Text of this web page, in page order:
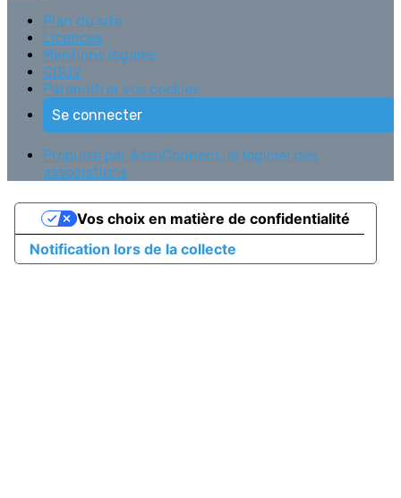
Plan du site
Licences
Mentions légales
CGUV
Paramétrer vos cookies
Se connecter
Propulsé par AssoConnect, le logiciel des
associations
Notification lors de la collecte
Vos choix en matière de confidentialité